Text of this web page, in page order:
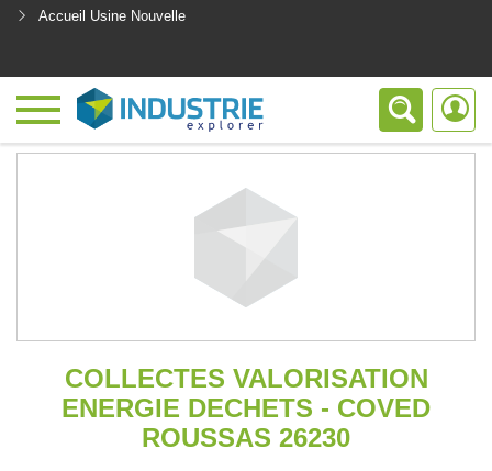
Accueil Usine Nouvelle
COLLECTES VALORISATION
ENERGIE DECHETS - COVED
ROUSSAS 26230